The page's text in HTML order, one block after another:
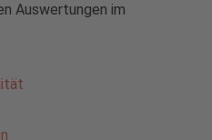
Auswertungen im